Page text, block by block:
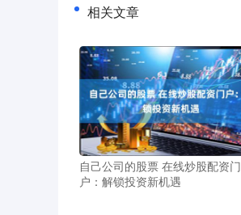
相关文章
自己公司的股票 在线炒股配资门
户：解锁投资新机遇